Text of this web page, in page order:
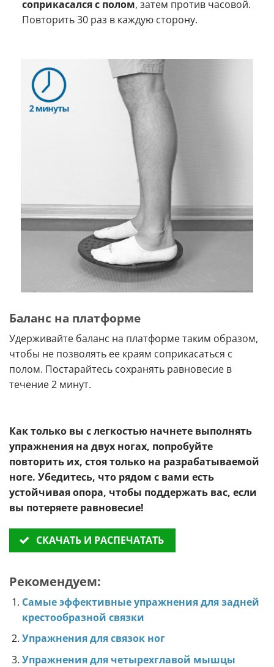
соприкасался с полом, затем против часовой.
Повторить 30 раз в каждую сторону.
Баланс на платформе
Удерживайте баланс на платформе таким образом,
чтобы не позволять ее краям соприкасаться с
полом. Постарайтесь сохранять равновесие в
течение 2 минут.
Как только вы с легкостью начнете выполнять
упражнения на двух ногах, попробуйте
повторить их, стоя только на разрабатываемой
ноге. Убедитесь, что рядом с вами есть
устойчивая опора, чтобы поддержать вас, если
вы потеряете равновесие!
СКАЧАТЬ И РАСПЕЧАТАТЬ
Рекомендуем:
Самые эффективные упражнения для задней
крестообразной связки
Упражнения для связок ног
Упражнения для четырехглавой мышцы